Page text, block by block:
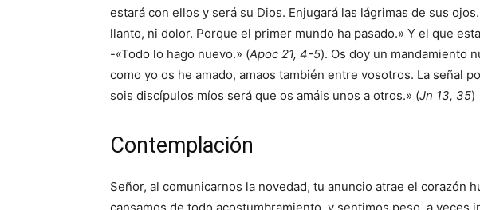
estará con ellos y será su Dios. Enjugará las lágrimas de sus
llanto, ni dolor. Porque el primer mundo ha pasado.» Y el que
-«Todo lo hago nuevo.» (Apoc 21, 4-5). Os doy un mandamiento
como yo os he amado, amaos también entre vosotros. La señal
sois discípulos míos será que os amáis unos a otros.» (Jn 13, 35)
Contemplación
Señor, al comunicarnos la novedad, tu anuncio atrae el corazón